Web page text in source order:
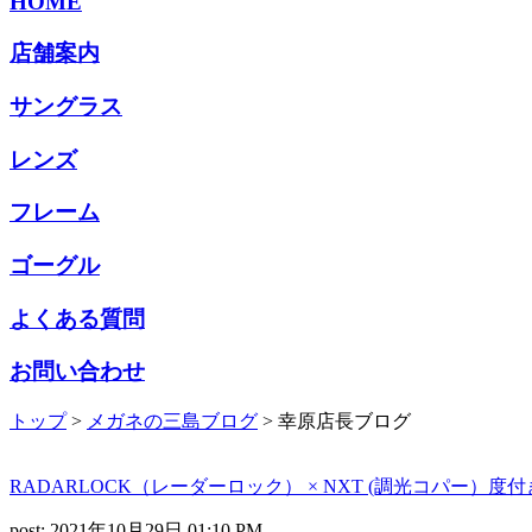
店舗案内
サングラス
レンズ
フレーム
ゴーグル
よくある質問
お問い合わせ
トップ> メガネの三島ブログ > 幸原店長ブログ
RADARLOCK（レーダーロック） × NXT (調光コパー）度付